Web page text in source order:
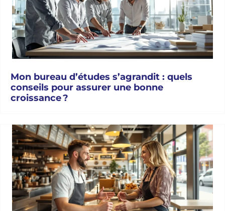
Mon bureau d’études s’agrandit : quels
conseils pour assurer une bonne
croissance ?